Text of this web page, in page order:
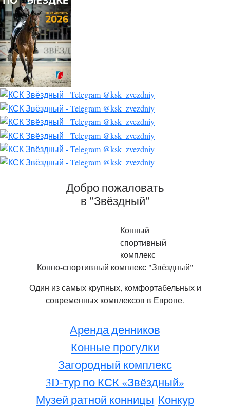
Добро пожаловать
в "Звёздный"
Конный
спортивный
комплекс
Конно-спортивный комплекс "Звёздный"
Один из самых крупных, комфортабельных и
современных комплексов в Европе.
Аренда денников
Конные прогулки
Загородный комплекс
3D-тур по КСК «Звёздный»
Музей ратной конницы Конкур